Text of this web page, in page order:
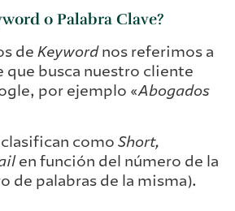
o Palabra Clave?
de Keywordnos referimos a
que busca nuestro cliente
por ejemplo «Abogados
como Short,
en función del número de la
de palabras de la misma).